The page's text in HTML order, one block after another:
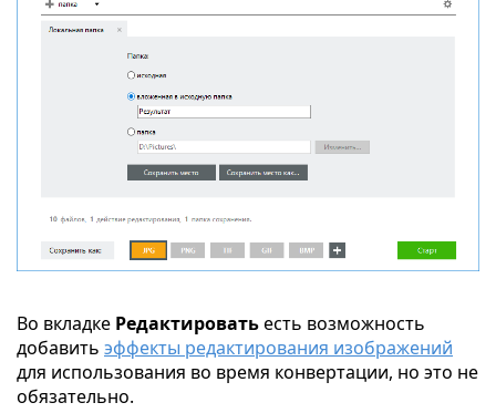
Во вкладке Редактироватьесть возможность
добавить эффекты редактирования изображений
для использования во время конвертации, но это не
обязательно.